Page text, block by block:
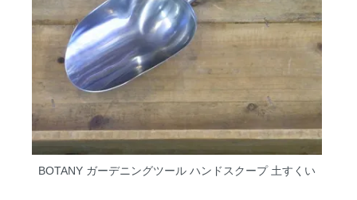
BOTANY ガーデニングツール ハンドスクープ 土すくい